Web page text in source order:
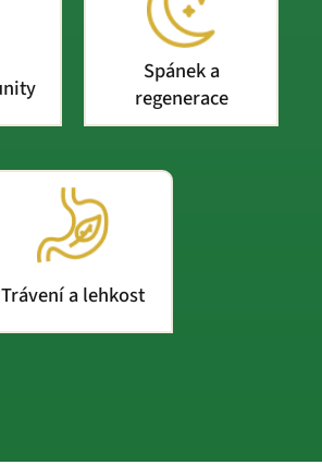
Spánek a
regenerace
Trávení a lehkost